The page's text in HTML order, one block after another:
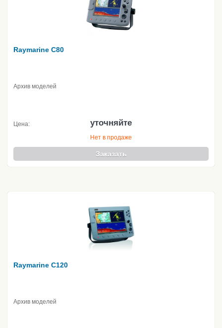
Raymarine C80
Архив моделей
Цена: уточняйте
Нет в продаже
Заказать
Raymarine C120
Архив моделей